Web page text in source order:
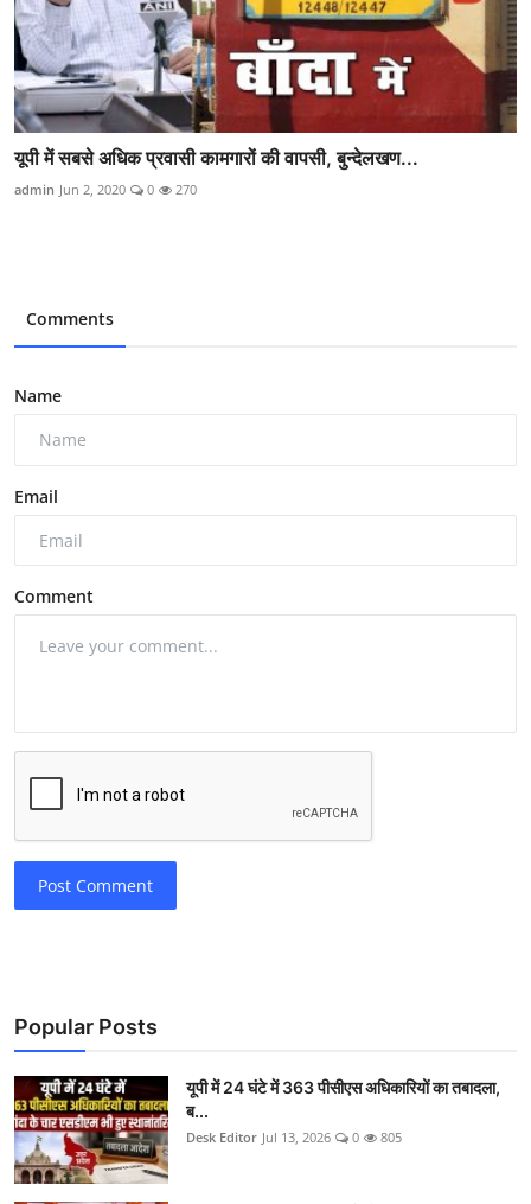
यूपी में सबसे अधिक प्रवासी कामगारों की वापसी, बुन्देलखण...
admin Jun 2, 2020 0 270
Comments
Name
Email
Comment
Post Comment
Popular Posts
यूपी में 24 घंटे में 363 पीसीएस अधिकारियों का तबादला,
ब...
Desk Editor Jul 13, 2026 0 805